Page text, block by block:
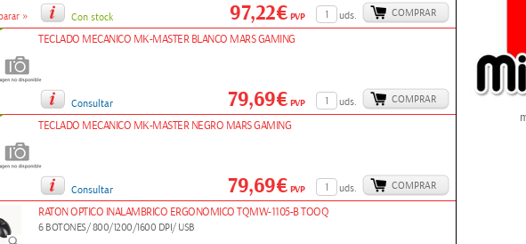
» Con stock uds. COMPRAR
97,22€PVP
TECLADO MECANICO MK-MASTER BLANCO MARS GAMING
Consultar uds. COMPRAR
79,69€PVP
TECLADO MECANICO MK-MASTER NEGRO MARS GAMING
Consultar uds. COMPRAR
79,69€PVP
RATON OPTICO INALAMBRICO ERGONOMICO TQMW-1105-B TOOQ
6 BOTONES/ 800/1200/1600 DPI/ USB